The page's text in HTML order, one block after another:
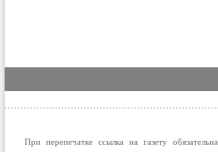
При перепечатке ссылка на газету обязательна.